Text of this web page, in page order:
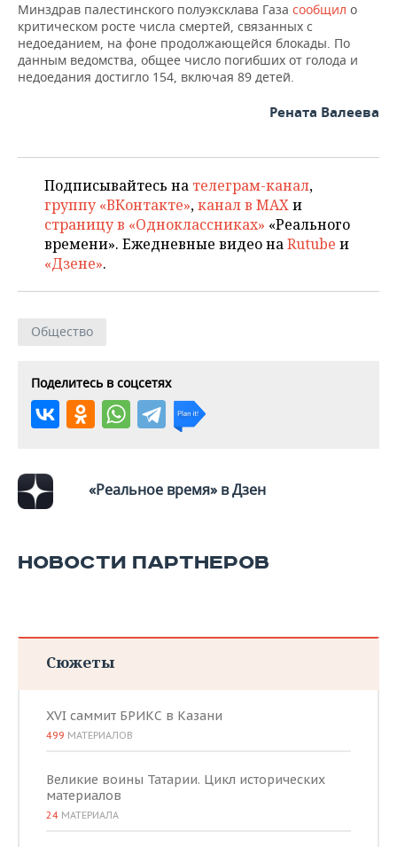
Минздрав палестинского полуэксклава Газа сообщил о
критическом росте числа смертей, связанных с
недоеданием, на фоне продолжающейся блокады. По
данным ведомства, общее число погибших от голода и
недоедания достигло 154, включая 89 детей.
Рената Валеева
Подписывайтесь на телеграм-канал,
группу «ВКонтакте»,канал в MAXи
страницу в «Одноклассниках» «Реального
времени». Ежедневные видео наRutube и
«Дзене».
Общество
Поделитесь в соцсетях
«Реальное время» в Дзен
НОВОСТИ ПАРТНЕРОВ
Сюжеты
XVI саммит БРИКС в Казани
499 МАТЕРИАЛОВ
Великие воины Татарии. Цикл исторических
материалов
24 МАТЕРИАЛА